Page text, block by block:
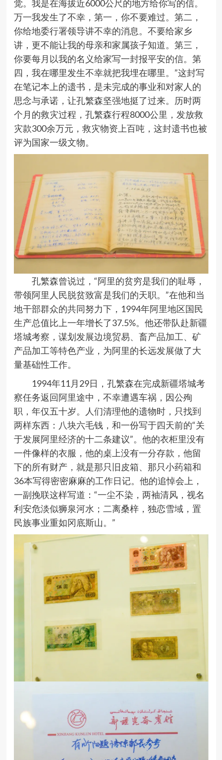
觉。我是在海拔近6000公尺的地方给你写的信。
万一我发生了不幸，第一，你不要难过。第二，
你给地委行署领导讲不幸的消息。不要给家乡
讲，更不能让我的母亲和家属孩子知道。第三，
你要每月以我的名义给家写一封报平安的信。第
四，我在哪里发生不幸就把我埋在哪里。 ”这封写
在笔记本上的遗书，是未完成的事业和对家人的
思念与承诺，让孔繁森坚强地挺了过来。历时两
个月的救灾过程，孔繁森行程8000公里，发放救
灾款300余万元，救灾物资上百吨，这封遗书也被
评为国家一级文物。
孔繁森曾说过， “阿里的贫穷是我们的耻辱，
带领阿里人民脱贫致富是我们的天职。 ”在他和当
地干部群众的共同努力下， 1994年阿里地区国民
生产总值比上一年增长了37.5%。他还带队赴新疆
塔城考察，谋划发展边境贸易、畜产品加工、矿
产品加工等特色产业，为阿里的长远发展做了大
量基础性工作。
1994年11 月 29日，孔繁森在完成新疆塔城考
察任务返回阿里途中，不幸遭遇车祸，因公殉
职，年仅五十岁。人们清理他的遗物时，只找到
两样东西：八块六毛钱，和一份写于四天前的“关
于发展阿里经济的十二条建议”。他的衣柜里没有
一件像样的衣服，他的桌上没有一分存款，他留
下的所有财产，就是那只旧皮箱、那只小药箱和
36本写得密密麻麻的工作日记。他的追悼会上，
一副挽联这样写道： “一尘不染，两袖清风，视名
利安危淡似狮泉河水；二离桑梓，独恋雪域，置
民族事业重如冈底斯山。 ”